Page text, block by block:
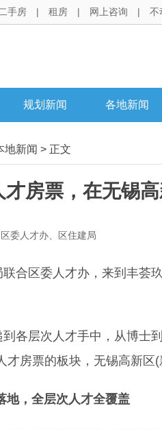
二手房 | 租房 | 网上咨询 | 不
规划新闻 各地新闻
地新闻 > 正文
房票，在无锡高
区委人才办、区住建局
区委人才办，来到丰荟玖
各层次人才手中，从博士
才房票的板块，无锡高新区
，全层次人才全覆盖